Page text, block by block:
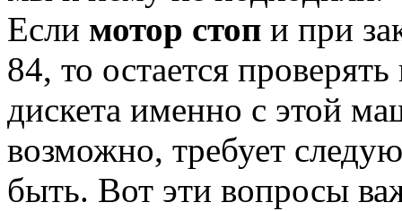
Если мотор стоп и при
84, то остается
дискета именно с этой
возможно, требует
быть. Вот эти вопросы